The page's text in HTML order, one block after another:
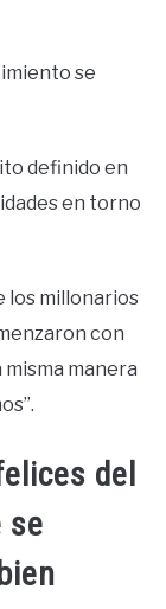
se
definido en
en torno
los millonarios
con
misma manera
del
se